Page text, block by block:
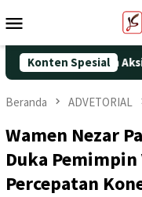
ke
Mobile
Konten Spesial
25 dengan Aksi Nyata
Beranda ADVETORIAL
Wamen Nezar
Duka
Percepatan